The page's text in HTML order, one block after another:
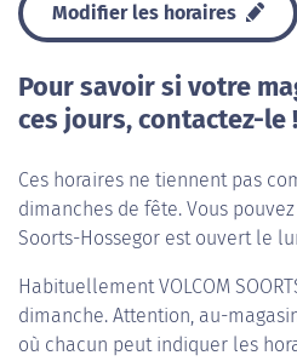
Modifier les horaires
Pour savoir si votre
ces jours, contactez-le !
Ces horaires ne tiennent pas
dimanches de fête. Vous
Soorts-Hossegor est ouvert le
HabituellementVOLCOM
dimanche. Attention, au-
où chacun peut indiquer les